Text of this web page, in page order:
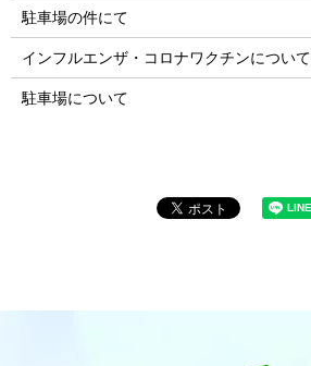
駐車場の件にて
インフルエンザ・コロナワクチンについて
駐車場について